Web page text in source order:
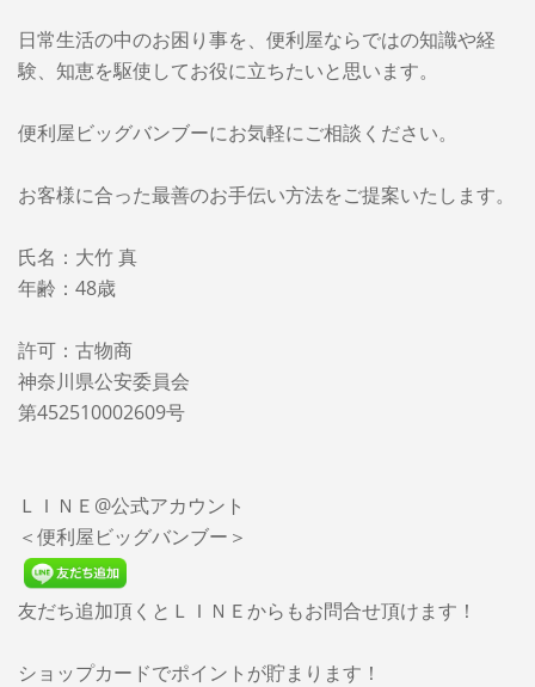
日常生活の中のお困り事を、便利屋ならではの知識や経
験、知恵を駆使してお役に立ちたいと思います。
便利屋ビッグバンブーにお気軽にご相談ください。
お客様に合った最善のお手伝い方法をご提案いたします。
氏名：大竹 真
年齢：48歳
許可：古物商
神奈川県公安委員会
第452510002609号
ＬＩＮＥ@公式アカウント
＜便利屋ビッグバンブー＞
友だち追加頂くとＬＩＮＥからもお問合せ頂けます！
ショップカードでポイントが貯まります！